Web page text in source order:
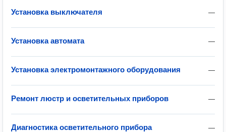
—
Установка выключателя
—
Установка автомата
—
Установка электромонтажного оборудования
—
Ремонт люстр и осветительных приборов
—
Диагностика осветительного прибора